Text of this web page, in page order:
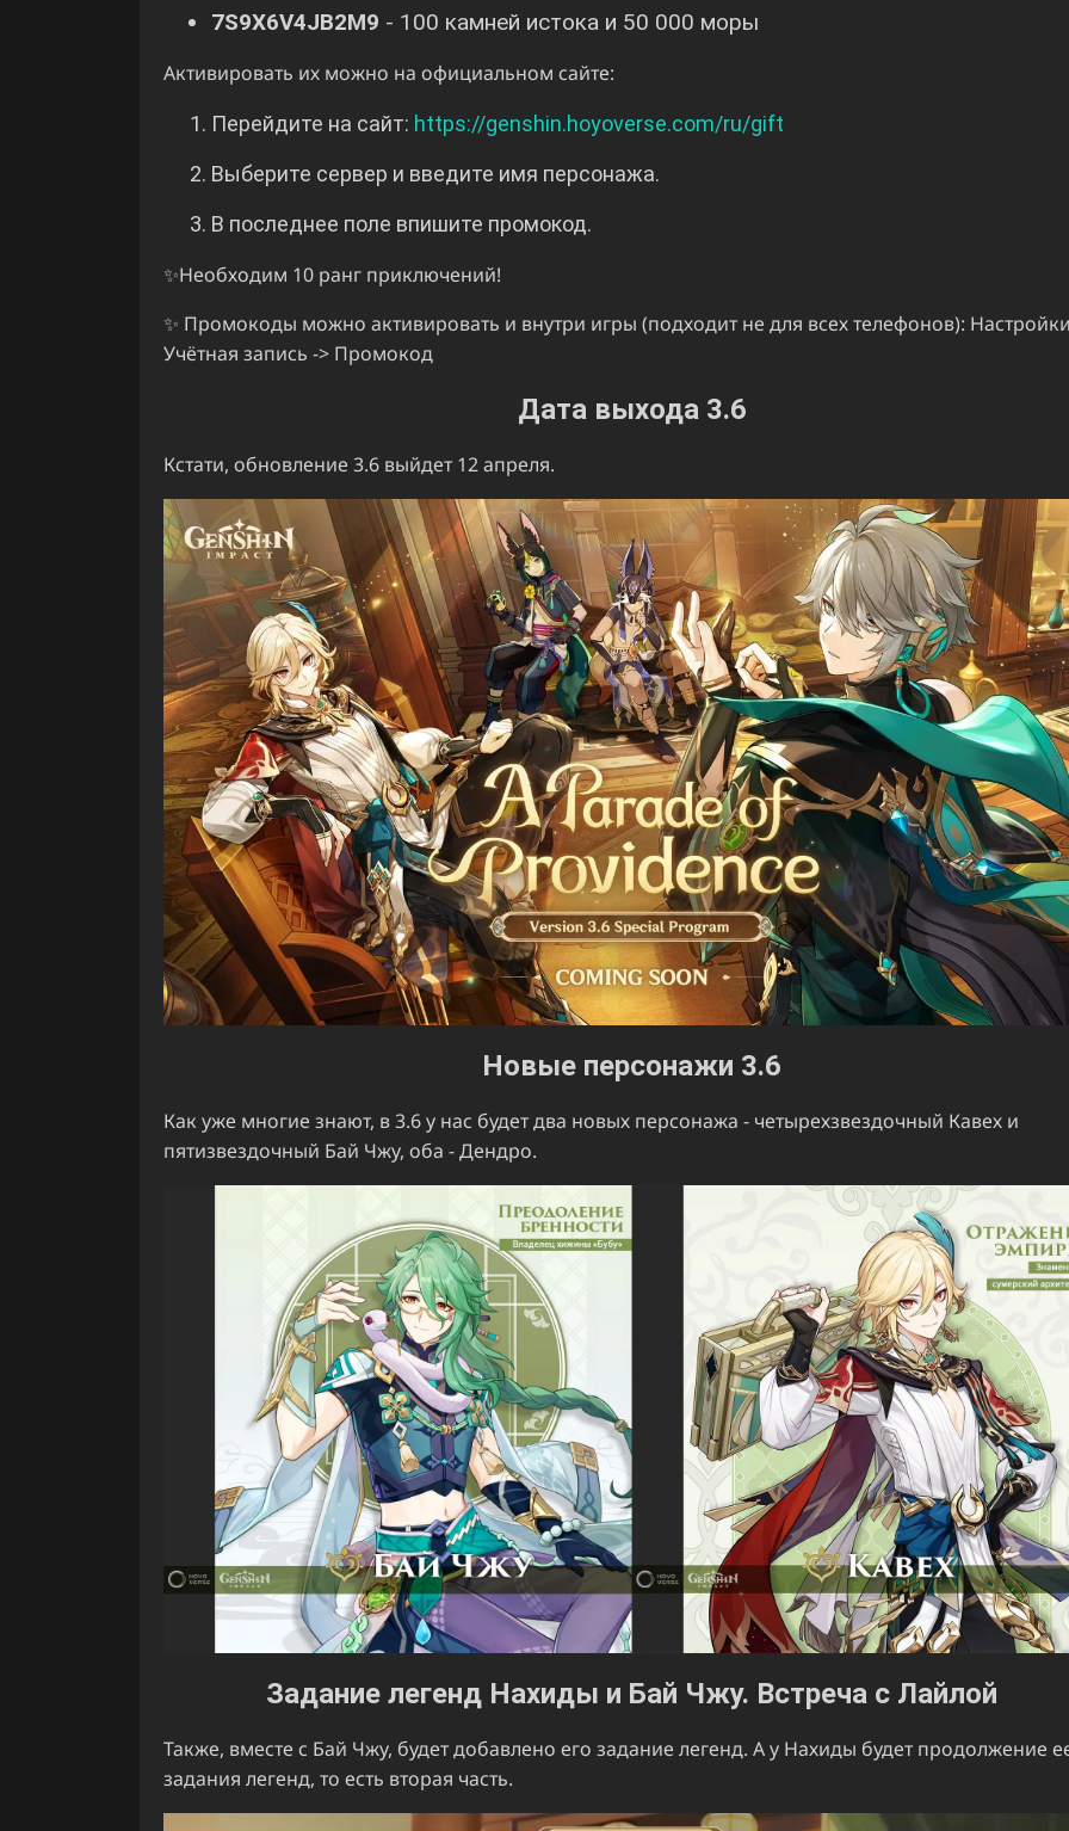
7S9X6V4JB2M9 - 100 камней истока и 50 000 моры
Активировать их можно на официальном сайте:
Перейдите на сайт: https://genshin.hoyoverse.com/ru/gift
Выберите сервер и введите имя персонажа.
В последнее поле впишите промокод.
✨Необходим 10 ранг приключений!
✨ Промокоды можно активировать и внутри игры (подходит не для всех телефонов):
Учётная запись -> Промокод
Дата выхода 3.6
Кстати, обновление 3.6 выйдет 12 апреля.
Новые персонажи 3.6
Как уже многие знают, в 3.6 у нас будет два новых персонажа - четырехзвездочный Кавех и
пятизвездочный Бай Чжу, оба - Дендро.
Задание легенд Нахиды и Бай Чжу. Встреча с Лайлой
Также, вместе с Бай Чжу, будет добавлено его задание легенд. А у Нахиды будет продолжение
задания легенд, то есть вторая часть.